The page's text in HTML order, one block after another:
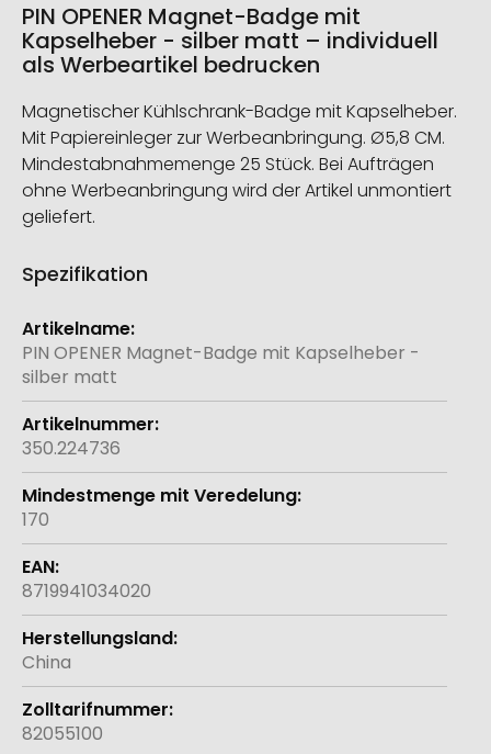
PIN OPENER Magnet-Badge mit
Kapselheber - silber matt – individuell
als Werbeartikel bedrucken
Magnetischer Kühlschrank-Badge mit Kapselheber.
Mit Papiereinleger zur Werbeanbringung. Ø5,8 CM.
Mindestabnahmemenge 25 Stück. Bei Aufträgen
ohne Werbeanbringung wird der Artikel unmontiert
geliefert.
Spezifikation
Weitere
Informationen
PIN OPENER Magnet-Badge mit Kapselheber -
silber matt
350.224736
170
8719941034020
China
82055100